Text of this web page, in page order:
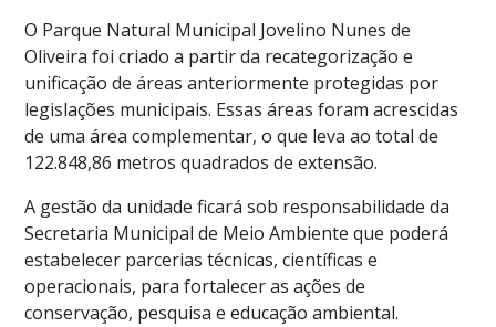
O Parque Natural Municipal Jovelino Nunes de
Oliveira foi criado a partir da recategorização e
unificação de áreas anteriormente protegidas por
legislações municipais. Essas áreas foram acrescidas
de uma área complementar, o que leva ao total de
122.848,86 metros quadrados de extensão.
A gestão da unidade ficará sob responsabilidade da
Secretaria Municipal de Meio Ambiente que poderá
estabelecer parcerias técnicas, científicas e
operacionais, para fortalecer as ações de
conservação, pesquisa e educação ambiental.